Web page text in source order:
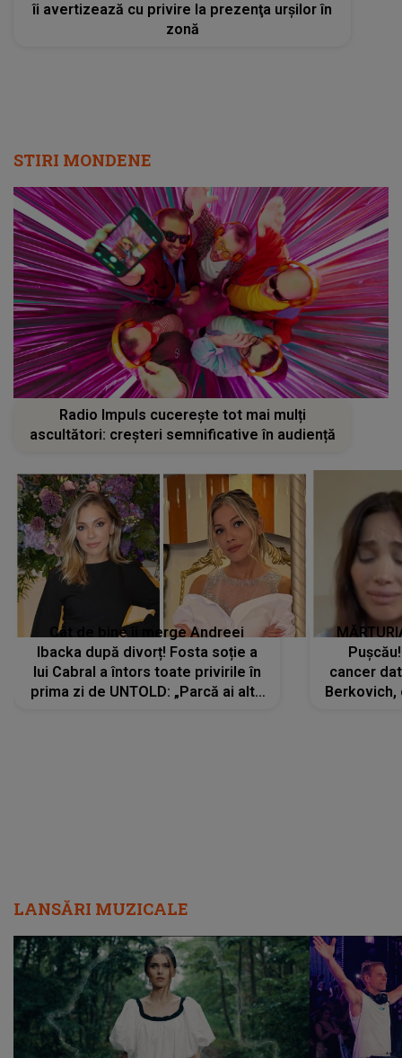
îi avertizează cu privire la prezenţa urşilor în
zonă
STIRI MONDENE
Radio Impuls cucerește tot mai mulți
ascultători: creșteri semnificative în audiență
Cât de bine îi merge Andreei
Ibacka după divorț! Fosta soție a
lui Cabral a întors toate privirile în
prima zi de UNTOLD: „Parcă ai altă
cancer
LANSĂRI MUZICALE